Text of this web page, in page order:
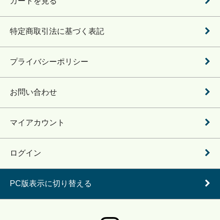
特定商取引法に基づく表記
プライバシーポリシー
お問い合わせ
マイアカウント
ログイン
PC版表示に切り替える